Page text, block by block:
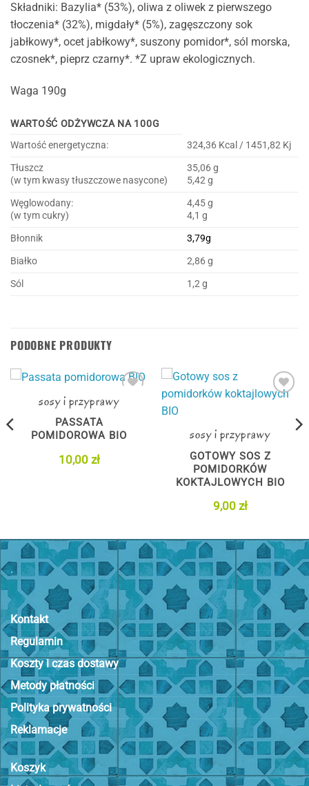
Składniki: Bazylia* (53%), oliwa z oliwek z pierwszego
tłoczenia* (32%), migdały* (5%), zagęszczony sok
jabłkowy*, ocet jabłkowy*, suszony pomidor*, sól morska,
czosnek*, pieprz czarny*. *Z upraw ekologicznych.
Waga 190g
WARTOŚĆ ODŻYWCZA NA 100G
Wartość energetyczna:
324,36 Kcal / 1451,82 Kj
Tłuszcz
(w tym kwasy tłuszczowe nasycone)
35,06 g
5,42 g
Węglowodany:
(w tym cukry)
4,45 g
4,1 g
Błonnik
3,79g
Białko
2,86 g
Sól
1,2 g
PODOBNE PRODUKTY
Dodaj
życzeń
sosy i przyprawy
PASSATA
POMIDOROWA BIO
10,00 zł
Dodaj
życzeń
sosy i przyprawy
GOTOWY SOS Z
POMIDORKÓW
KOKTAJLOWYCH BIO
9,00 zł
.
Kontakt
Regulamin
Koszty i czas dostawy
Metody płatności
Polityka prywatności
Reklamacje
Koszyk